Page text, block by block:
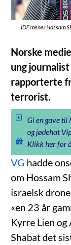
IDF mener Hossam
Norske
ung
rapporterte
terrorist.
Gi en gave
og jødehat
Klikk her for
VG hadde
om Hossam
israelsk
«en 23 år
Kyrre Lien og
Shabat det